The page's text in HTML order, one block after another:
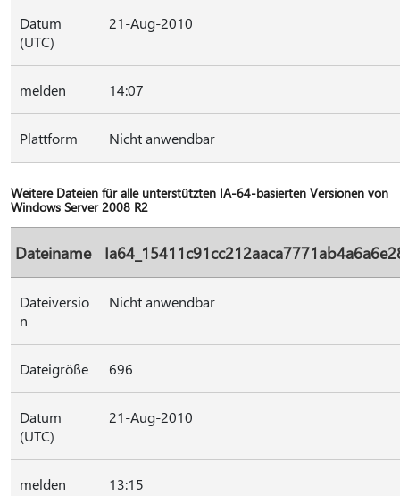
Datum
(UTC)
21-Aug-2010
melden 14:07
Plattform Nicht anwendbar
Weitere Dateien für alle unterstützten IA-64-basierten Versionen von
Windows Server 2008 R2
Dateiname
Dateiversio
n
Nicht anwendbar
Dateigröße 696
Datum
(UTC)
21-Aug-2010
melden 13:15